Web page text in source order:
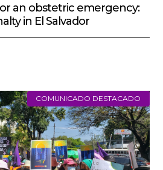
an obstetric emergency:
in El Salvador
COMUNICADO DESTACADO